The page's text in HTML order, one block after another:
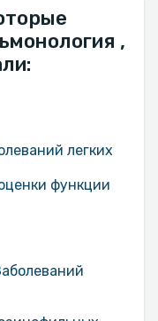
,
легких
функции